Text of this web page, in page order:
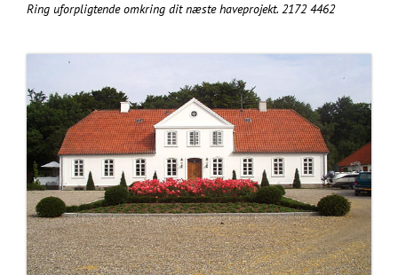
Ring uforpligtende omkring dit næste haveprojekt. 2172 4462